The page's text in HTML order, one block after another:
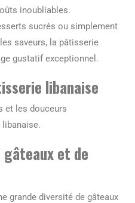
inoubliables.
sucrés ou simplement
saveurs, la pâtisserie
gustatif exceptionnel.
libanaise
et les douceurs
et de
grande diversité de gâteaux